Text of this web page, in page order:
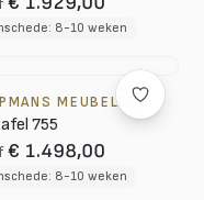
8-10 weken
MEUBELEN
755
€ 1.498,00
8-10 weken